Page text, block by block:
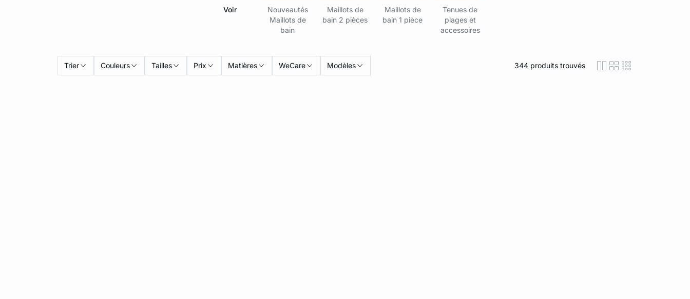
Voir
Nouveautés
Maillots de
bain
Maillots de
bain 2 pièces
Maillots de
bain 1 pièce
Tenues de
plages et
accessoires
Trier Couleurs Tailles Prix Matières WeCare Modèles 344produits trouvés icon-layout-
icon-layout-
icon-layout-